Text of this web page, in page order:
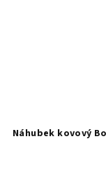
Náhubek kovový